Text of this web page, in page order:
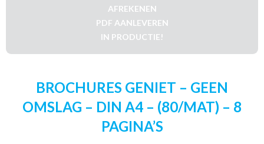
AFREKENEN
PDF AANLEVEREN
IN PRODUCTIE!
BROCHURES GENIET – GEEN
OMSLAG – DIN A4 – (80/MAT) – 8
PAGINA’S